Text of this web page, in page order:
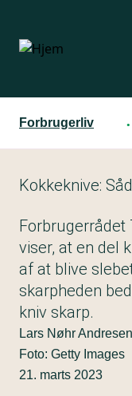
hovedindhold
Forbrugerliv
Kokkeknive:
viser, at en del
af at blive
skarpheden
kniv skarp.
Lars Nøhr Andresen
Foto: Getty Images
21. marts 2023